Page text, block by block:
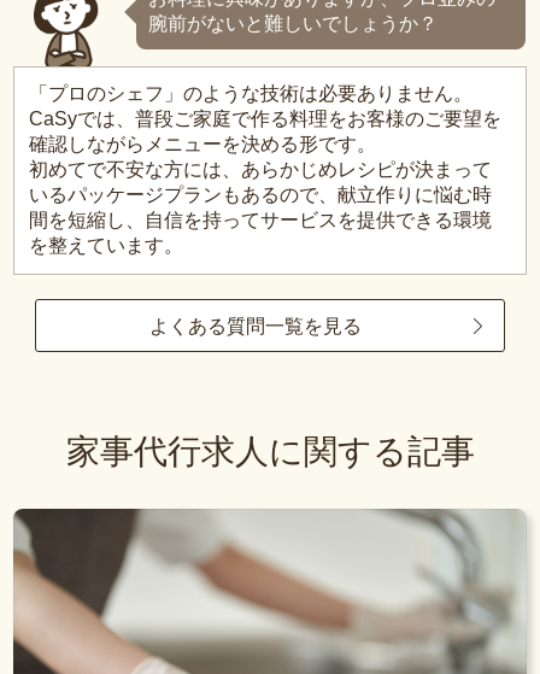
腕前がないと難しいでしょうか？
「プロのシェフ」のような技術は必要ありません。
CaSyでは、普段ご家庭で作る料理をお客様のご要望を
確認しながらメニューを決める形です。
初めてで不安な方には、あらかじめレシピが決まって
いるパッケージプランもあるので、献立作りに悩む時
間を短縮し、自信を持ってサービスを提供できる環境
を整えています。
よくある質問一覧を見る
家事代行求人に関する記事